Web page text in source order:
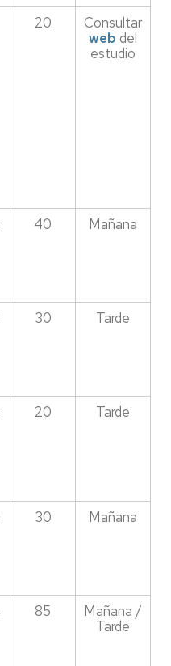
20
Consultar
web del
estudio
40 Mañana
30 Tarde
20 Tarde
30 Mañana
85
Mañana /
Tarde